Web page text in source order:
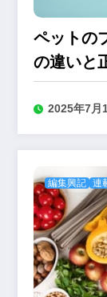
ペットの
の違いと
2025年7月
編集興記 連